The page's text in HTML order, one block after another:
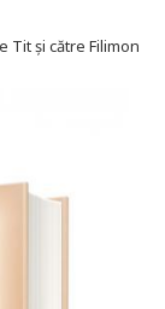
Tit și către Filimon